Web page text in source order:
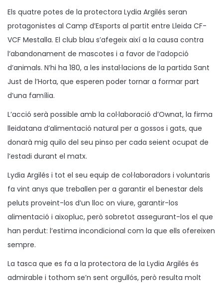
b
l
i
c
a
d
o
/
0
4
/
2
0
2
b
l
i
c
a
d
Els quatre potes de la protectora Lydia Argilés seran
protagonistes al Camp d’Esports al partit entre Lleida CF-
VCF Mestalla. El club blau s’afegeix així a la causa contra
l’abandonament de mascotes i a favor de l’adopció
d’animals. N’hi ha 180, a les instal·lacions de la partida Sant
Just de l’Horta, que esperen poder tornar a formar part
d’una família.
L’acció serà possible amb la col·laboració d’Ownat, la firma
lleidatana d’alimentació natural per a gossos i gats, que
donarà mig quilo del seu pinso per cada seient ocupat de
l’estadi durant el matx.
Lydia Argilés i tot el seu equip de col·laboradors i voluntaris
fa vint anys que treballen per a garantir el benestar dels
peluts proveint-los d’un lloc on viure, garantir-los
alimentació i aixopluc, però sobretot assegurant-los el que
han perdut: l’estima incondicional com la que ells ofereixen
sempre.
La tasca que es fa a la protectora de la Lydia Argilés és
admirable i tothom se’n sent orgullós, però resulta molt